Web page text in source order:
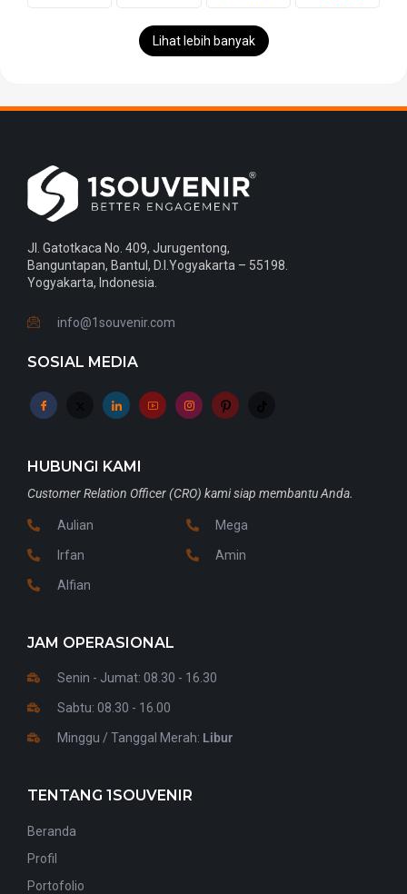
Lihat lebih banyak
Jl. Gatotkaca No. 409, Jurugentong,
Banguntapan, Bantul, D.I.Yogyakarta – 55198.
Yogyakarta, Indonesia.
info@1souvenir.com
SOSIAL MEDIA
HUBUNGI KAMI
Customer Relation Officer (CRO) kami siap membantu Anda.
Aulian
Irfan
Alfian
Mega
Amin
JAM OPERASIONAL
Senin - Jumat: 08.30 - 16.30
Sabtu: 08.30 - 16.00
Minggu / Tanggal Merah: Libur
TENTANG 1SOUVENIR
Beranda
Profil
Portofolio